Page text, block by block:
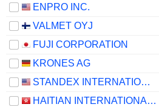
ENPRO INC.
VALMET OYJ
FUJI CORPORATION
KRONES AG
STANDEX INTERNATIONAL CORPORATION
HAITIAN INTERNATIONAL HOLDINGS LIMITED